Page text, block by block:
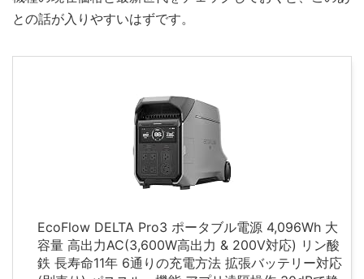
との話が入りやすいはずです。
EcoFlow DELTA Pro3 ポータブル電源 4,096Wh 大
容量 高出力AC(3,600W高出力 & 200V対応) リン酸
鉄 長寿命11年 6通りの充電方法 拡張バッテリー対応